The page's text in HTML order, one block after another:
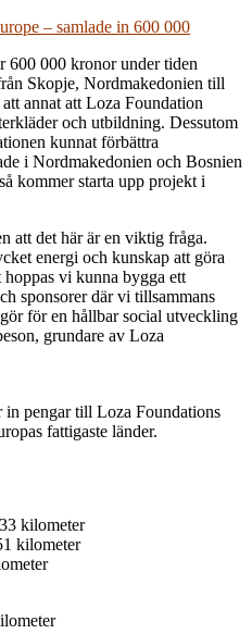
– samlade in 600 000
600 000 kronor under tiden
Skopje, Nordmakedonien till
annat att Loza Foundation
och utbildning. Dessutom
kunnat förbättra
i Nordmakedonien och Bosnien
kommer starta upp projekt i
att det här är en viktig fråga.
energi och kunskap att göra
hoppas vi kunna bygga ett
sponsorer där vi tillsammans
för en hållbar social utveckling
grundare av Loza
in pengar till Loza Foundations
fattigaste länder.
kilometer
kilometer